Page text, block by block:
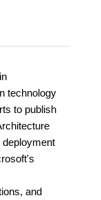
technology
to publish
deployment
and